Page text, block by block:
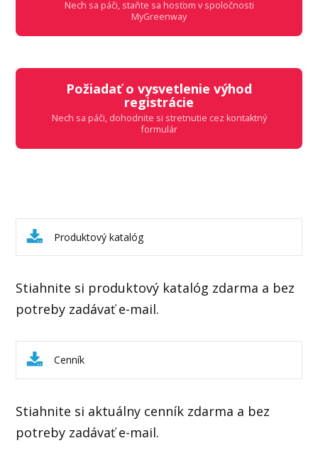
Nech sa páči, staňte sa hosťom v spoločnosti
MyGreenway
Požiadať o vysvetlenie výhod
registrácie
Nech sa páči, dohodnite si stretnutie cez kontaktný
formulár
Produktový katalóg
Stiahnite si produktový katalóg zdarma a bez
potreby zadávať e-mail.
Cenník
Stiahnite si aktuálny cenník zdarma a bez
potreby zadávať e-mail.